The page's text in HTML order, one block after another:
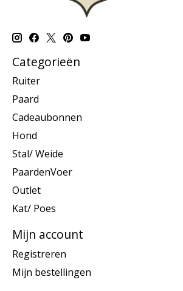
Categorieën
Ruiter
Paard
Cadeaubonnen
Hond
Stal/ Weide
PaardenVoer
Outlet
Kat/ Poes
Mijn account
Registreren
Mijn bestellingen